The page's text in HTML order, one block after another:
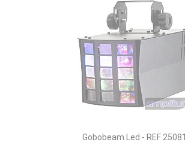
Gobobeam Led - REF 25081